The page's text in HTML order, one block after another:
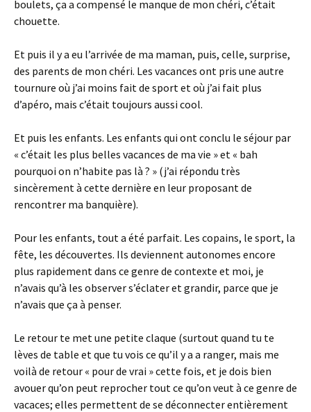
boulets, ça a compensé le manque de mon chéri, c’était
chouette.
Et puis il y a eu l’arrivée de ma maman, puis, celle, surprise,
des parents de mon chéri. Les vacances ont pris une autre
tournure où j’ai moins fait de sport et où j’ai fait plus
d’apéro, mais c’était toujours aussi cool.
Et puis les enfants. Les enfants qui ont conclu le séjour par
« c’était les plus belles vacances de ma vie » et « bah
pourquoi on n’habite pas là ? » (j’ai répondu très
sincèrement à cette dernière en leur proposant de
rencontrer ma banquière).
Pour les enfants, tout a été parfait. Les copains, le sport, la
fête, les découvertes. Ils deviennent autonomes encore
plus rapidement dans ce genre de contexte et moi, je
n’avais qu’à les observer s’éclater et grandir, parce que je
n’avais que ça à penser.
Le retour te met une petite claque (surtout quand tu te
lèves de table et que tu vois ce qu’il y a a ranger, mais me
voilà de retour « pour de vrai » cette fois, et je dois bien
avouer qu’on peut reprocher tout ce qu’on veut à ce genre de
vacaces; elles permettent de se déconnecter entièrement